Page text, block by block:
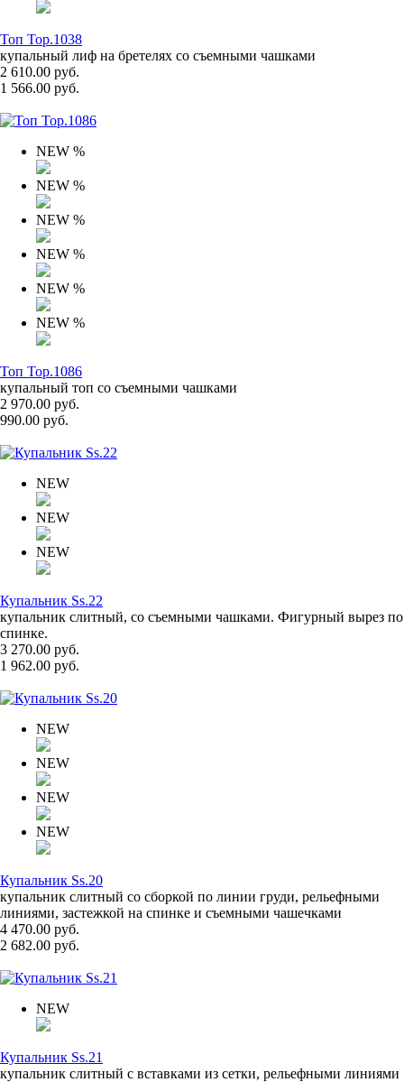
Топ Top.1038
купальный лиф на бретелях со съемными чашками
2 610.00 руб.
1 566.00 руб.
NEW %
NEW %
NEW %
NEW %
NEW %
NEW %
Топ Top.1086
купальный топ со съемными чашками
2 970.00 руб.
990.00 руб.
NEW
NEW
NEW
Купальник Ss.22
купальник слитный, со съемными чашками. Фигурный вырез по
спинке.
3 270.00 руб.
1 962.00 руб.
NEW
NEW
NEW
NEW
Купальник Ss.20
купальник слитный со сборкой по линии груди, рельефными
линиями, застежкой на спинке и съемными чашечками
4 470.00 руб.
2 682.00 руб.
NEW
Купальник Ss.21
купальник слитный с вставками из сетки, рельефными линиями